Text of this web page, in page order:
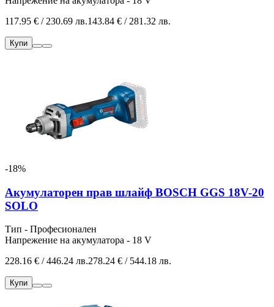
117.95 € / 230.69 лв.143.84 € / 281.32 лв.
Купи
-18%
Акумулаторен прав шлайф BOSCH GGS 18V-20
SOLO
Тип - Професионален
Напрежение на акумулатора - 18 V
228.16 € / 446.24 лв.278.24 € / 544.18 лв.
Купи